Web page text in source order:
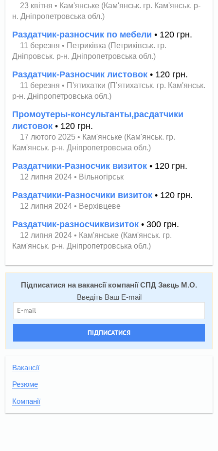
23 квітня • Кам'янське (Кам'янськ. гр. Кам'янськ. р-
н. Дніпропетровська обл.)
Раздатчик-разносчик по мебели • 120 грн.
11 березня • Петриківка (Петриківськ. гр.
Дніпровськ. р-н. Дніпропетровська обл.)
Раздатчик-Разносчик листовок • 120 грн.
11 березня • П'ятихатки (П’ятихатськ. гр. Кам'янськ.
р-н. Дніпропетровська обл.)
Промоутеры-консультанты,расдатчики
листовок • 120 грн.
17 лютого 2025 • Кам'янське (Кам'янськ. гр.
Кам'янськ. р-н. Дніпропетровська обл.)
Раздатчики-Разносчик визиток • 120 грн.
12 липня 2024• Вільногірськ
Раздатчики-Разносчики визиток • 120 грн.
12 липня 2024• Верхівцеве
Раздатчик-разносчиквизиток • 300 грн.
12 липня 2024• Кам'янське (Кам'янськ. гр.
Кам'янськ. р-н. Дніпропетровська обл.)
Підписатися на вакансії компанії СПД Заєць М.О.
Введіть Ваш E-mail
ПІДПИСАТИСЯ
Вакансії
Резюме
Компанії